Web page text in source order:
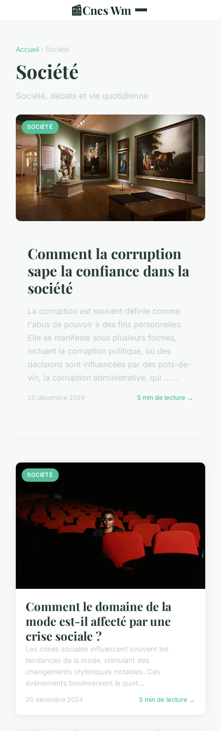
📰Cncs Wm
Accueil › Société
Société
Société, débats et vie quotidienne
SOCIÉTÉ
Comment la corruption
sape la confiance dans la
société
La corruption est souvent définie comme
l'abus de pouvoir à des fins personnelles.
Elle se manifeste sous plusieurs formes,
incluant la corruption politique, où des
décisions sont influencées par des pots-de-
vin, la corruption administrative, qui ......
20 décembre 2024 5 min de lecture →
SOCIÉTÉ
Comment le domaine de la
mode est-il affecté par une
crise sociale ?
Les crises sociales influencent souvent les
tendances de la mode, stimulant des
changements stylistiques notables. Ces
événements bouleversent le quot...
20 décembre 2024 5 min de lecture →